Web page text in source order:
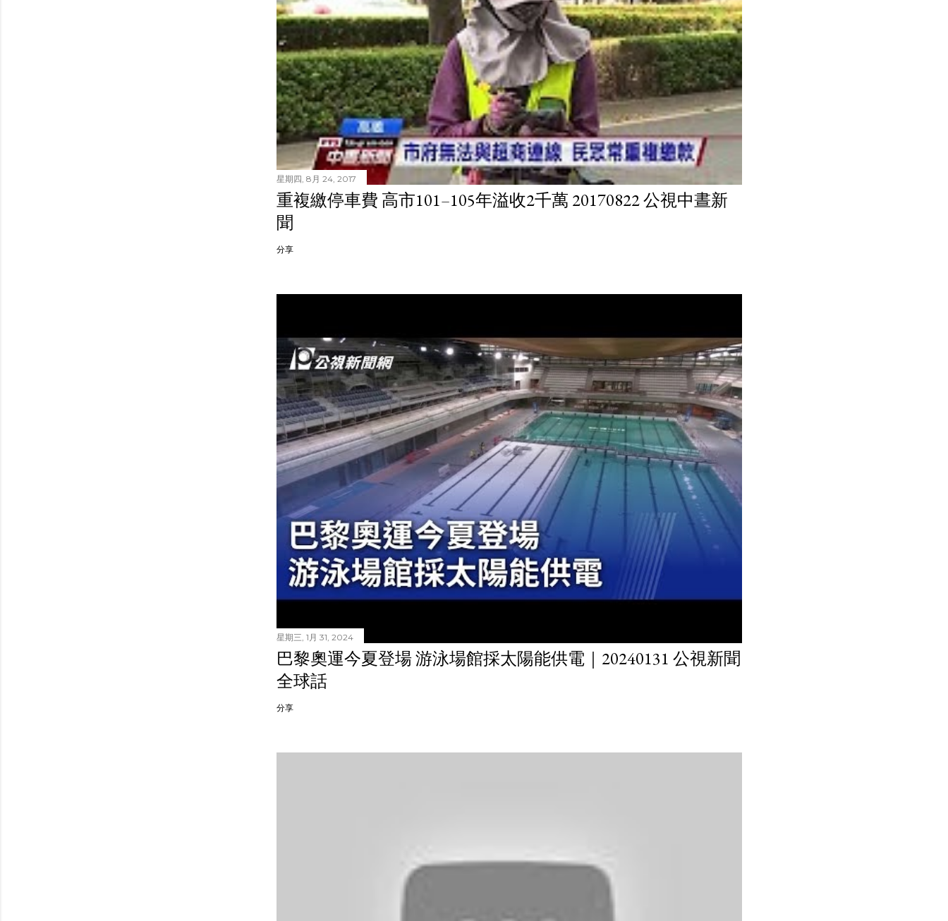
星期四, 8月 24, 2017
重複繳停車費 高市101–105年溢收2千萬 20170822 公視中晝新
聞
分享
星期三, 1月 31, 2024
巴黎奧運今夏登場 游泳場館採太陽能供電｜20240131 公視新聞
全球話
分享